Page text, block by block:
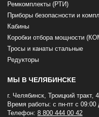
Ремкомплекты (РТИ)
Приборы безопасности и
Кабины
Коробки отбора мощности
Тросы и канаты стальные
Редукторы
МЫ В ЧЕЛЯБИНСКЕ
г. Челябинск, Троицкий тракт,
Время работы: с пн-пт с 09:00
Телефон: 8 800 444 00 42